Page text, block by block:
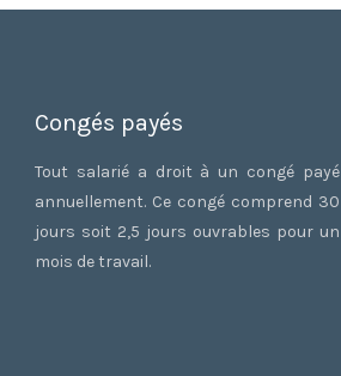
Congés payés
Tout salarié a droit à un congé payé
annuellement. Ce congé comprend 30
jours soit 2,5 jours ouvrables pour un
mois de travail.